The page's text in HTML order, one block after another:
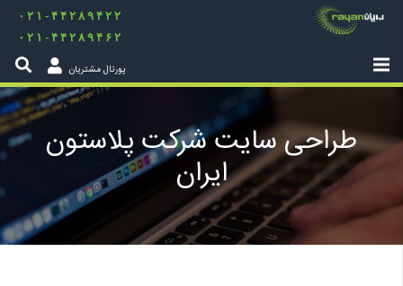
۰۲۱-۴۴۲۸۹۴۲۲
۰۲۱-۴۴۲۸۹۴۶۲
پورتال مشتریان
طراحی سایت شرکت پلاستون
ایران